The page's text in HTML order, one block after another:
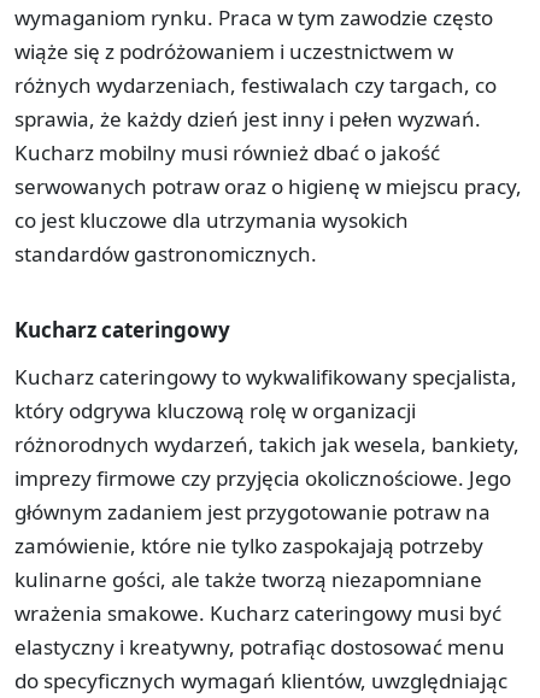
wymaganiom rynku. Praca w tym zawodzie często
wiąże się z podróżowaniem i uczestnictwem w
różnych wydarzeniach, festiwalach czy targach, co
sprawia, że każdy dzień jest inny i pełen wyzwań.
Kucharz mobilny musi również dbać o jakość
serwowanych potraw oraz o higienę w miejscu pracy,
co jest kluczowe dla utrzymania wysokich
standardów gastronomicznych.
Kucharz cateringowy
Kucharz cateringowy to wykwalifikowany specjalista,
który odgrywa kluczową rolę w organizacji
różnorodnych wydarzeń, takich jak wesela, bankiety,
imprezy firmowe czy przyjęcia okolicznościowe. Jego
głównym zadaniem jest przygotowanie potraw na
zamówienie, które nie tylko zaspokajają potrzeby
kulinarne gości, ale także tworzą niezapomniane
wrażenia smakowe. Kucharz cateringowy musi być
elastyczny i kreatywny, potrafiąc dostosować menu
do specyficznych wymagań klientów, uwzględniając